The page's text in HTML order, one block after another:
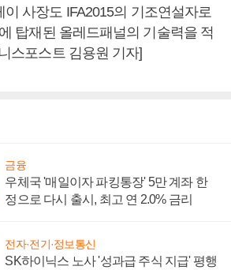
사장도 IFA2015의 기조연설자로
탑재된 올레드패널의 기술력을 적
스포스트 김용원 기자]
금융
우체국 '매일이자 파킹통장' 5만 계좌 한
정으로 다시 출시, 최고 연 2.0% 금리
전자·전기·정보통신
SK하이닉스 노사 '성과급 주식 지급' 평행